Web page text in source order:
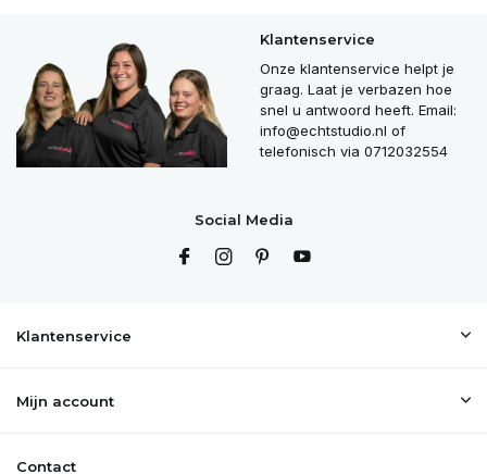
Klantenservice
Onze klantenservice helpt je
graag. Laat je verbazen hoe
snel u antwoord heeft. Email:
info@echtstudio.nl of
telefonisch via 0712032554
Social Media
Klantenservice
Mijn account
Contact